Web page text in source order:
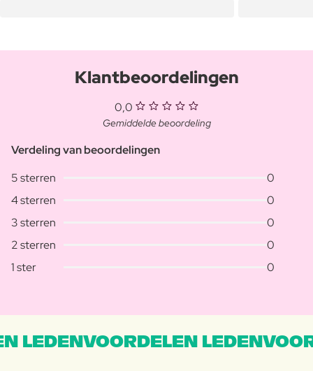
Klantbeoordelingen
0,0
Gemiddelde beoordeling
Verdeling van beoordelingen
5 sterren
0
4 sterren
0
3 sterren
0
2 sterren
0
1 ster
0
LEDENVOORDELEN